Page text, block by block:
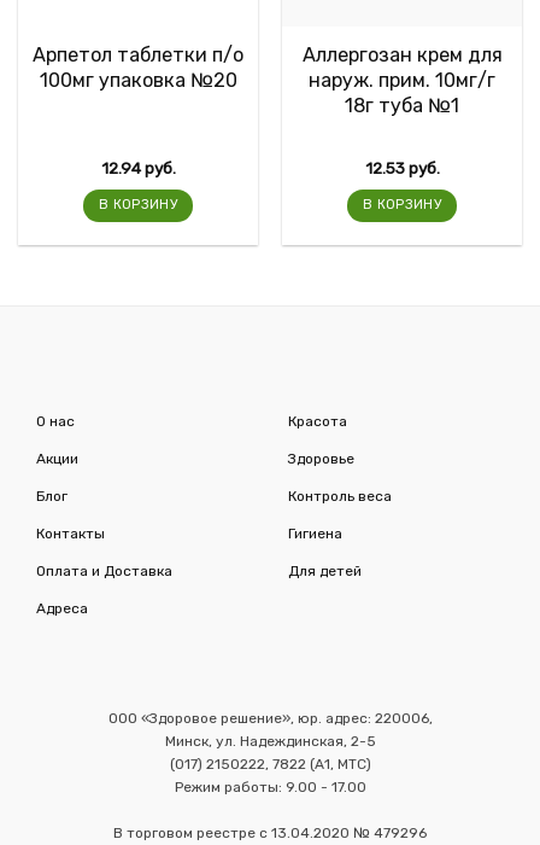
Арпетол таблетки п/о
100мг упаковка №20
12.94руб.
В КОРЗИНУ
Аллергозан крем для
наруж. прим. 10мг/г
18г туба №1
12.53руб.
В КОРЗИНУ
О нас
Акции
Блог
Контакты
Оплата и Доставка
Адреса
Красота
Здоровье
Контроль веса
Гигиена
Для детей
ООО «Здоровое решение», юр. адрес: 220006,
Минск, ул. Надеждинская, 2-5
(017) 2150222, 7822 (А1, МТС)
Режим работы: 9.00 - 17.00
В торговом реестре с 13.04.2020 № 479296